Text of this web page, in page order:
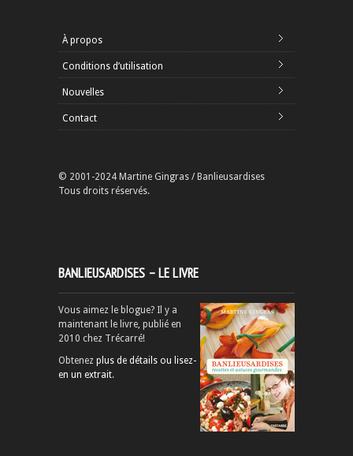
À propos
Conditions d’utilisation
Nouvelles
Contact
© 2001-2024 Martine Gingras / Banlieusardises
Tous droits réservés.
BANLIEUSARDISES – LE LIVRE
Vous aimez le blogue? Il y a
maintenant le livre, publié en
2010 chez Trécarré!
Obtenez plus de détails ou lisez-
en un extrait.